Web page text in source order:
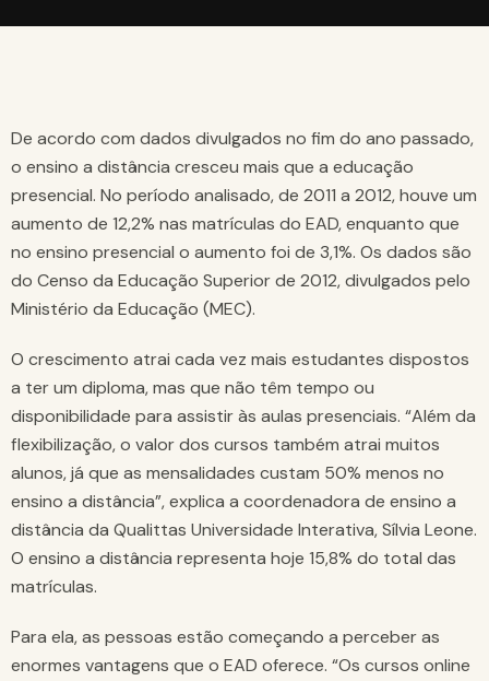
De acordo com dados divulgados no fim do ano passado,
o ensino a distância cresceu mais que a educação
presencial. No período analisado, de 2011 a 2012, houve um
aumento de 12,2% nas matrículas do EAD, enquanto que
no ensino presencial o aumento foi de 3,1%. Os dados são
do Censo da Educação Superior de 2012, divulgados pelo
Ministério da Educação (MEC).
O crescimento atrai cada vez mais estudantes dispostos
a ter um diploma, mas que não têm tempo ou
disponibilidade para assistir às aulas presenciais. “Além da
flexibilização, o valor dos cursos também atrai muitos
alunos, já que as mensalidades custam 50% menos no
ensino a distância”, explica a coordenadora de ensino a
distância da Qualittas Universidade Interativa, Sílvia Leone.
O ensino a distância representa hoje 15,8% do total das
matrículas.
Para ela, as pessoas estão começando a perceber as
enormes vantagens que o EAD oferece. “Os cursos online